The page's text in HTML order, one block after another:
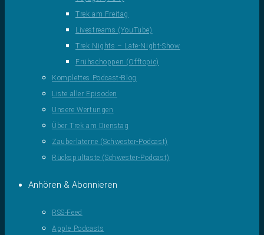
Trek am Freitag
Livestreams (YouTube)
Trek Nights – Late-Night-Show
Frühschoppen (Offtopic)
Komplettes Podcast-Blog
Liste aller Episoden
Unsere Wertungen
Über Trek am Dienstag
Zauberlaterne (Schwester-Podcast)
Rückspultaste (Schwester-Podcast)
Anhören & Abonnieren
RSS-Feed
Apple Podcasts